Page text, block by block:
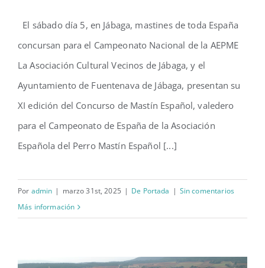
concursan para el
Campeonato Nacional de la
AEPME
El sábado día 5, en Jábaga, mastines de toda España
concursan para el Campeonato Nacional de la AEPME
La Asociación Cultural Vecinos de Jábaga, y el
Ayuntamiento de Fuentenava de Jábaga, presentan su
XI edición del Concurso de Mastín Español, valedero
para el Campeonato de España de la Asociación
Española del Perro Mastín Español [...]
Por admin | marzo 31st, 2025 | De Portada | Sin comentarios
Más información